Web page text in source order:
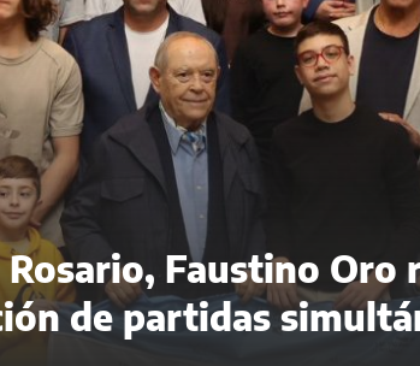
Faustino Oro
de partidas